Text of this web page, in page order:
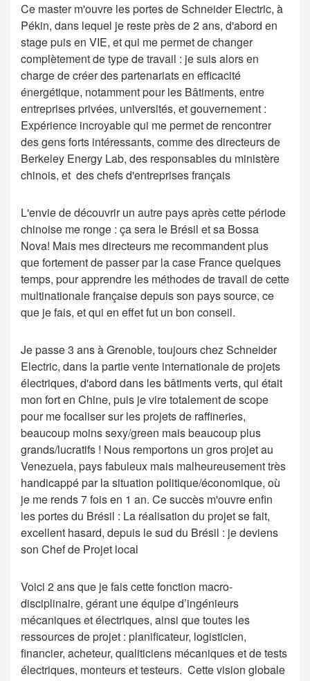
Ce master m'ouvre les portes de Schneider Electric, à
Pékin, dans lequel je reste près de 2 ans, d'abord en
stage puis en VIE, et qui me permet de changer
complètement de type de travail : je suis alors en
charge de créer des partenariats en efficacité
énergétique, notamment pour les Bâtiments, entre
entreprises privées, universités, et gouvernement :
Expérience incroyable qui me permet de rencontrer
des gens forts intéressants, comme des directeurs de
Berkeley Energy Lab, des responsables du ministère
chinois, et des chefs d'entreprises français
L'envie de découvrir un autre pays après cette période
chinoise me ronge : ça sera le Brésil et sa Bossa
Nova! Mais mes directeurs me recommandent plus
que fortement de passer par la case France quelques
temps, pour apprendre les méthodes de travail de cette
multinationale française depuis son pays source, ce
que je fais, et qui en effet fut un bon conseil.
Je passe 3 ans à Grenoble, toujours chez Schneider
Electric, dans la partie vente internationale de projets
électriques, d'abord dans les bâtiments verts, qui était
mon fort en Chine, puis je vire totalement de scope
pour me focaliser sur les projets de raffineries,
beaucoup moins sexy/green mais beaucoup plus
grands/lucratifs ! Nous remportons un gros projet au
Venezuela, pays fabuleux mais malheureusement très
handicappé par la situation politique/économique, où
je me rends 7 fois en 1 an. Ce succès m'ouvre enfin
les portes du Brésil : La réalisation du projet se fait,
excellent hasard, depuis le sud du Brésil : je deviens
son Chef de Projet local
Voici 2 ans que je fais cette fonction macro-
disciplinaire, gérant une équipe d’ingénieurs
mécaniques et électriques, ainsi que toutes les
ressources de projet : planificateur, logisticien,
financier, acheteur, qualiticiens mécaniques et de tests
électriques, monteurs et testeurs. Cette vision globale